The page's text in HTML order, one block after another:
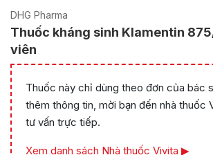
DHG Pharma
Thuốc kháng sinh Klamentin
viên
Thuốc này chỉ dùng theo đơn của bác
thêm thông tin, mời bạn đến nhà thuốc
tư vấn trực tiếp.
Xem danh sách Nhà thuốc Vivita ▶